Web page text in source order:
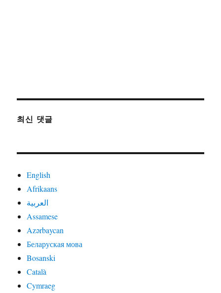
최신 댓글
English
Afrikaans
العربية
Assamese
Azərbaycan
Беларуская мова
Bosanski
Català
Cymraeg